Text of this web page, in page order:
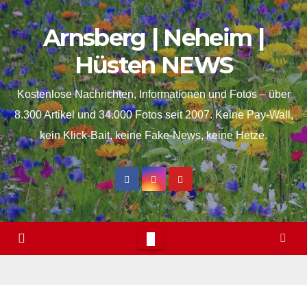
springen
Skip
to
content
Arnsberg | Neheim |
Hüsten NEWS
Kostenlose Nachrichten, Informationen und Fotos – über
8.300 Artikel und 34.000 Fotos seit 2007. Keine Pay-Wall,
kein Klick-Bait, keine Fake-News, keine Hetze.